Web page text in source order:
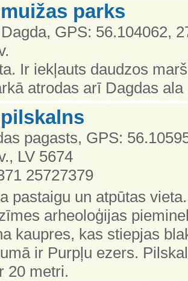
parks
GPS: 56.104062,
Ir iekļauts daudzos
atrodas arī Dagdas ala
pagasts, GPS:
LV 5674
25727379
pastaigu un atpūtas
arheoloģijas
kaupres, kas stiepjas
ir Purpļu ezers.
20 metri.